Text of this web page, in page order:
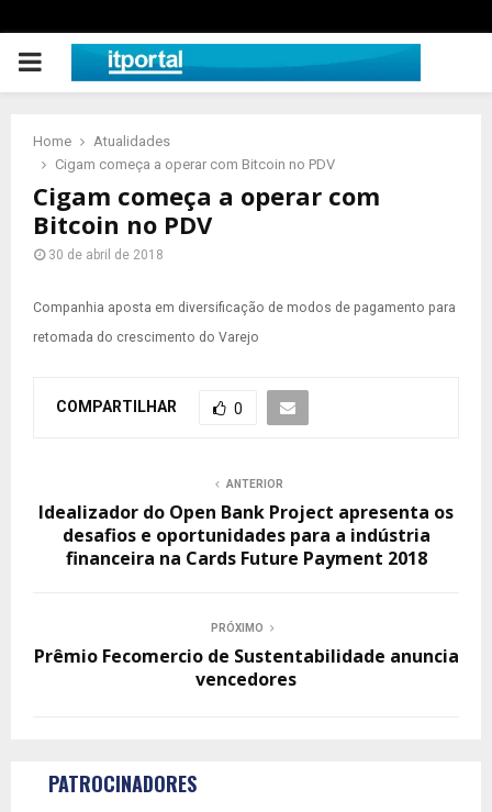
PRIMARY
Home
Atualidades
Cigam começa a operar com Bitcoin no PDV
Cigam começa a operar com
Bitcoin no PDV
30 de abril de 2018
Companhia aposta em diversificação de modos de pagamento para
retomada do crescimento do Varejo
COMPARTILHAR 0
ANTERIOR
Idealizador do Open Bank Project apresenta os
desafios e oportunidades para a indústria
financeira na Cards Future Payment 2018
PRÓXIMO
Prêmio Fecomercio de Sustentabilidade anuncia
vencedores
PATROCINADORES